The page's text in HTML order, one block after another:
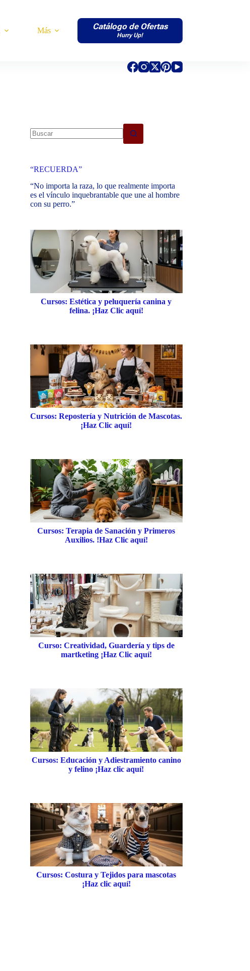
Más Catálogo de Ofertas
Hurry Up!
“RECUERDA”
“No importa la raza, lo que realmente importa
es el vínculo inquebrantable que une al hombre
con su perro.”
Cursos: Estética y peluquería canina y
felina. ¡Haz Clic aquí!
Cursos: Repostería y Nutrición de Mascotas.
¡Haz Clic aquí!
Cursos: Terapia de Sanación y Primeros
Auxilios. !Haz Clic aquí!
Curso: Creatividad, Guardería y tips de
martketing ¡Haz Clic aquí!
Cursos: Educación y Adiestramiento canino
y felino ¡Haz clic aquí!
Cursos: Costura y Tejidos para mascotas
¡Haz clic aquí!